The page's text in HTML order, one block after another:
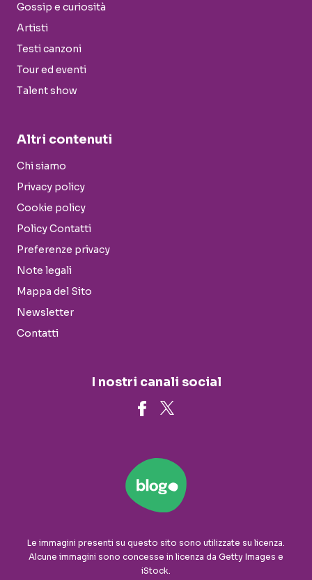
Gossip e curiosità
Artisti
Testi canzoni
Tour ed eventi
Talent show
Altri contenuti
Chi siamo
Privacy policy
Cookie policy
Policy Contatti
Preferenze privacy
Note legali
Mappa del Sito
Newsletter
Contatti
I nostri canali social
Le immagini presenti su questo sito sono utilizzate su licenza.
Alcune immagini sono concesse in licenza da Getty Images e
iStock.